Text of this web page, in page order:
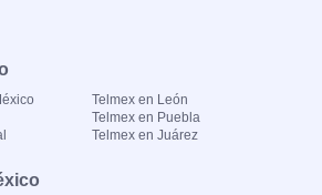
Telmex en León
Telmex en Puebla
Telmex en Juárez